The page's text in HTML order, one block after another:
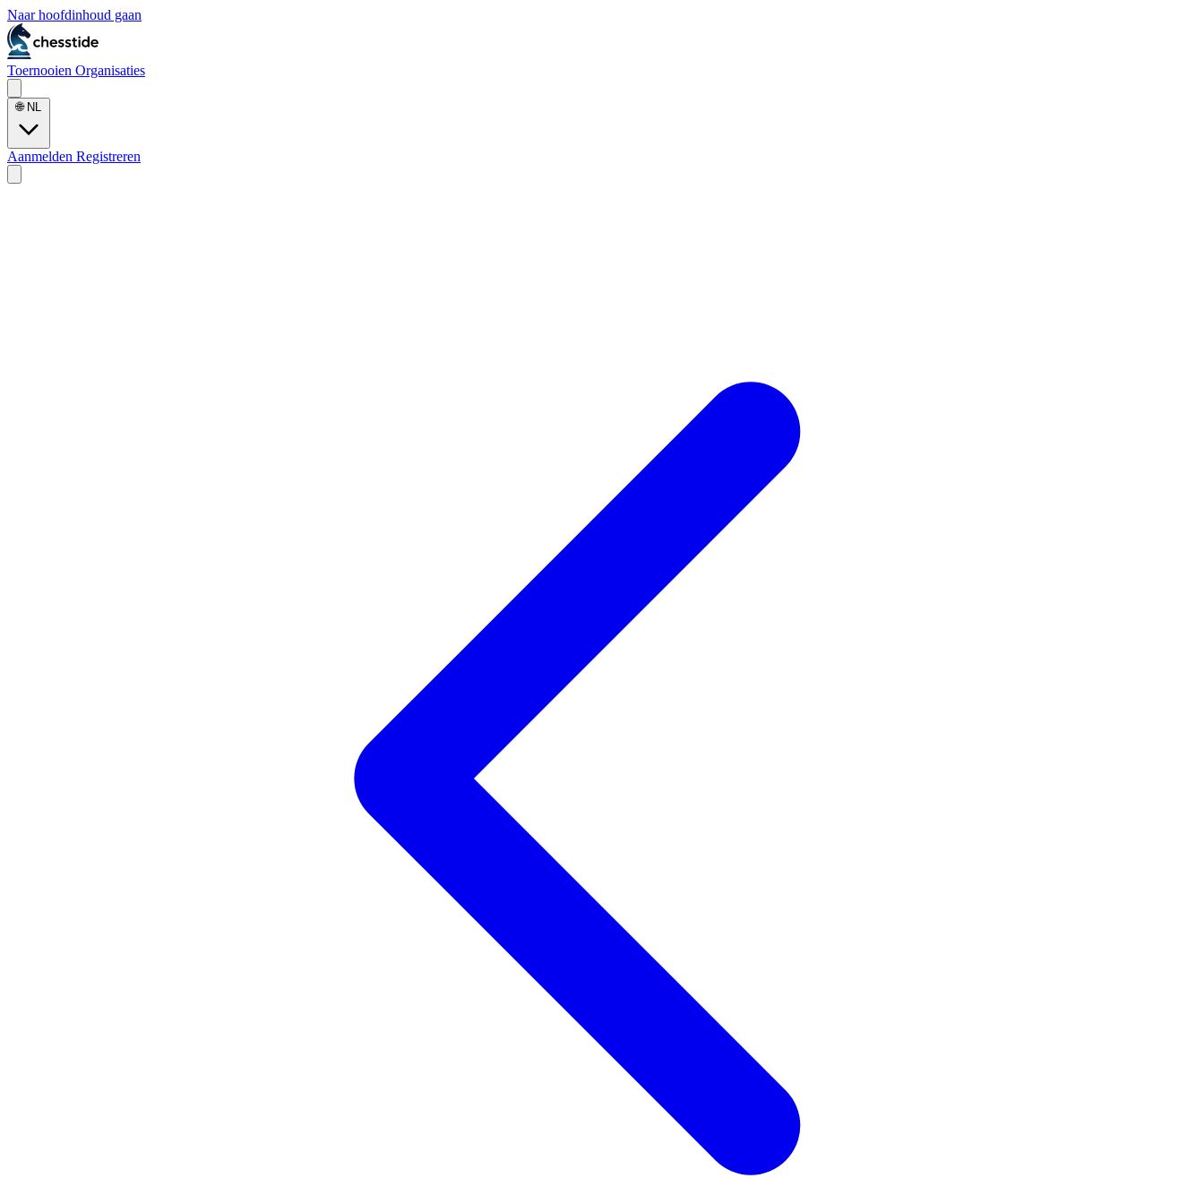
Naar hoofdinhoud gaan
Toernooien Organisaties
🌐 NL
Aanmelden Registreren